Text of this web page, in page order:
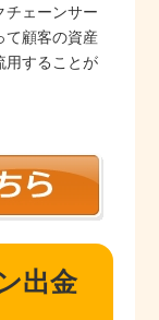
チェーンサー
て顧客の資産
用することが
出金